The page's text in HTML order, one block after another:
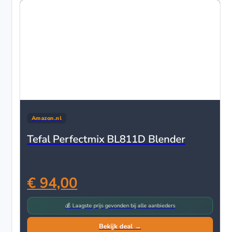
Amazon.nl
Tefal Perfectmix BL811D Blender
€ 94,00
💰 Laagste prijs gevonden bij alle aanbieders
Bekijk deal →